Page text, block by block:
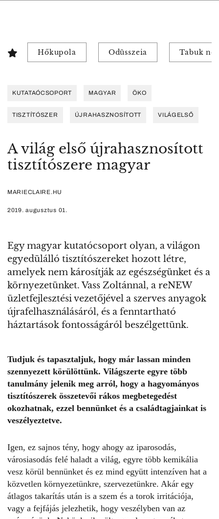
Hőkupola Odüsszeia Tabuk
KUTATAÓCSOPORT MAGYAR ÖKO
TISZTÍTÓSZER ÚJRAHASZNOSÍTOTT VILÁGELSŐ
A világ első újrahasznosított
tisztítószere magyar
MARIECLAIRE.HU
2019. augusztus 01.
Egy magyar kutatócsoport olyan, a világon
egyedülálló tisztítószereket hozott létre,
amelyek nem károsítják az egészségünket és a
környezetünket. Vass Zoltánnal, a reNEW
üzletfejlesztési vezetőjével a szerves anyagok
újrafelhasználásáról, és a fenntartható
háztartások fontosságáról beszélgettünk.
Tudjuk és tapasztaljuk, hogy már lassan minden
szennyezett körülöttünk. Világszerte egyre több
tanulmány jelenik meg arról, hogy a hagyományos
tisztítószerek összetevői rákos megbetegedést
okozhatnak, ezzel bennünket és a családtagjainkat is
veszélyeztetve.
Igen, ez sajnos tény, hogy ahogy az iparosodás,
városiasodás felé haladt a világ, egyre több kemikália
vesz körül bennünket és ez mind együtt intenzíven hat a
közvetlen környezetünkre, szervezetünkre. Akár egy
átlagos takarítás után is a szem és a torok irritációja,
vagy a fejfájás jelezhetik, hogy veszélyben van az